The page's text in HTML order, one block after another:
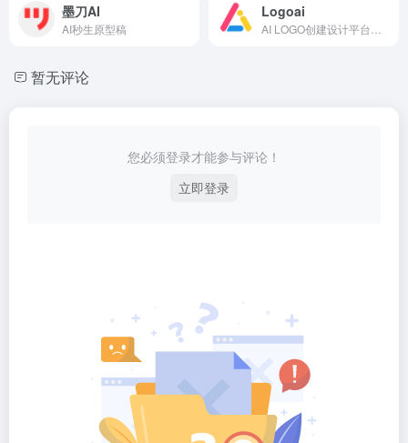
墨刀AI
AI秒生原型稿
Logoai
暂无评论
您必须登录才能参与评论！
立即登录